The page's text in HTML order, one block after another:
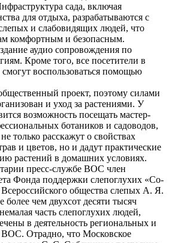
сада, включая
для отдыха, разрабатываются с
и слабовидящих людей, что
комфортным и безопасным.
аудио сопровождения по
Кроме того, все посетители в
воспользоваться помощью
проект, поэтому силами
и уход за растениями. У
возможность посещать мастер-
ботаников и садоводов,
только расскажут о свойствах
и цветов, но и дадут практические
растений в домашних условиях.
пресс-службе ВОС член
Фонда поддержки слепоглухих «Со-
общества слепых А. Я.
чем двухсот десяти тысяч
часть слепоглухих людей,
в деятельность региональных и
Отрадно, что Московское